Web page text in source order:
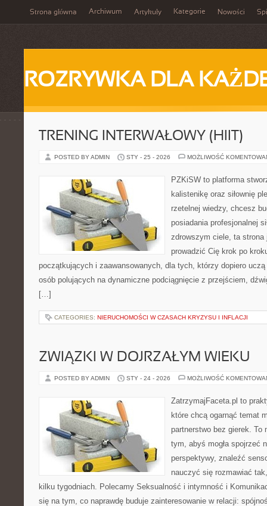
Strona główna Archiwum Artykuły Kategorie Nowości
ROZRYWKA DLA
TRENING INTERWAŁOWY (HIIT)
POSTED BY ADMIN STY - 25 - 2026 MOŻLIWOŚĆ
PZKiSW to platforma
kalistenikę oraz siłownię
rzetelnej wiedzy, chcesz
posiadania profesjonalnej
zdrowszym ciele, ta strona
prowadzić Cię krok po
początkujących i zaawansowanych, dla tych, którzy dopiero
osób polujących na dynamiczne podciągnięcie z przejściem,
[…]
CATEGORIES: NIERUCHOMOŚCI W CZASACH KRYZYSU I INFLACJI
ZWIĄZKI W DOJRZAŁYM WIEKU
POSTED BY ADMIN STY - 24 - 2026 MOŻLIWOŚĆ
ZatrzymajFaceta.pl to
które chcą ogarnąć temat
partnerstwo bez gierek. To
tym, abyś mogła spojrzeć
perspektywy, znaleźć
nauczyć się rozmawiać
kilku tygodniach. Polecamy Seksualność i intymność i
się na tym, co naprawdę buduje zainteresowanie w relacji: